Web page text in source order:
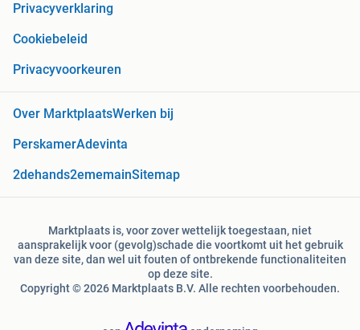
Privacyverklaring
Cookiebeleid
Privacyvoorkeuren
Over MarktplaatsWerken bij
PerskamerAdevinta
2dehands2ememainSitemap
Marktplaats is, voor zover wettelijk toegestaan, niet
aansprakelijk voor (gevolg)schade die voortkomt uit het gebruik
van deze site, dan wel uit fouten of ontbrekende functionaliteiten
op deze site.
Copyright © 2026 Marktplaats B.V. Alle rechten voorbehouden.